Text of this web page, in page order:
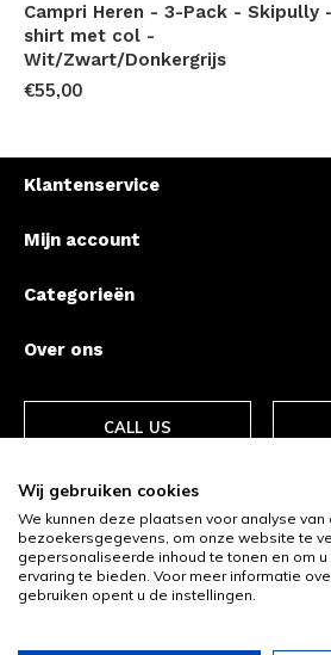
Campri Heren - 3-Pack - Skipully -
shirt met col -
Wit/Zwart/Donkergrijs
€55,00
Klantenservice
Mijn account
Categorieën
Over ons
CALL US
© Copyright2026- Theme By
Wij gebruiken cookies
We kunnen deze plaatsen voor analyse van
bezoekersgegevens, om onze website te
gepersonaliseerde inhoud te tonen en om
ervaring te bieden. Voor meer informatie
gebruiken opent u de instellingen.